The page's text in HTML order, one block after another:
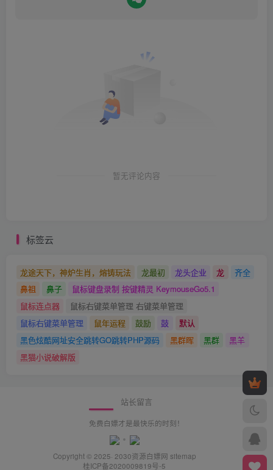
暂无评论内容
标签云
龙途天下，神炉生肖，熔铸玩法 龙最初 龙头企业 龙
齐全
鼻祖
鼻子
鼠标键盘录制 按键精灵 KeymouseGo5.1
鼠标连点器
鼠标右键菜单管理 右键菜单管理
鼠标右键菜单管理
鼠年运程 鼓励 鼓
默认
黑色炫酷网址安全跳转GO跳转PHP源码
黑群晖 黑群
黑羊
黑猫小说破解版
站长留言
免费白嫖才是最快乐的时刻！
Copyright © 2025· 2030资源白嫖网 sitemap
桂ICP备2020009819号-5